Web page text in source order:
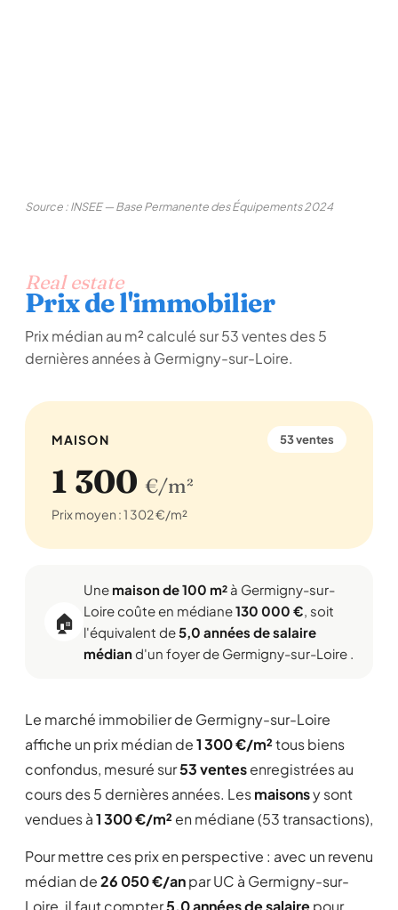
Source : INSEE — Base Permanente des Équipements 2024
Real estate
Prix de l'immobilier
Prix médian au m² calculé sur 53 ventes des 5
dernières années à Germigny-sur-Loire.
MAISON 53 ventes
1 300 €/m²
Prix moyen : 1 302 €/m²
🏠
Une maison de 100 m² à Germigny-sur-
Loire coûte en médiane130 000 €, soit
l'équivalent de5,0 années de salaire
médiand'un foyer de Germigny-sur-Loire .
Le marché immobilier de Germigny-sur-Loire
affiche un prix médian de1 300 €/m²tous biens
confondus, mesuré sur53 ventesenregistrées au
cours des 5 dernières années. Lesmaisonsy sont
vendues à1 300 €/m² en médiane (53 transactions),
Pour mettre ces prix en perspective : avec un revenu
médian de26 050 €/anpar UC à Germigny-sur-
Loire, il faut compter5,0 années de salairepour